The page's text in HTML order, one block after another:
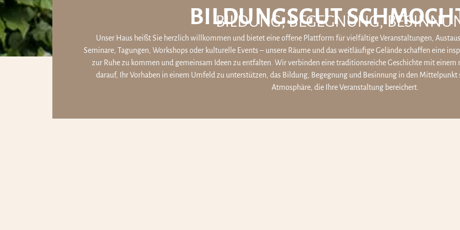
BILDUNGSGUT
BILDUNG, BEGEGNUNG,
Unser Haus heißt Sie herzlich willkommen und bietet eine offene Plattform für vielfältige Veranstaltungen,
Seminare, Tagungen, Workshops oder kulturelle Events – unsere Räume und das weitläufige Gelände schaffen eine
zur Ruhe zu kommen und gemeinsam Ideen zu entfalten. Wir verbinden eine traditionsreiche Geschichte mit
darauf, Ihr Vorhaben in einem Umfeld zu unterstützen, das Bildung, Begegnung und Besinnung in den Mittelpunkt
Atmosphäre, die Ihre Veranstaltung bereichert.